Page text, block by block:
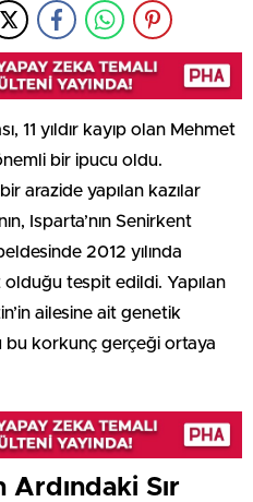
11 yıldır kayıp olan Mehmet
bir ipucu oldu.
arazide yapılan kazılar
Isparta’nın Senirkent
2012 yılında
olduğu tespit edildi. Yapılan
ailesine ait genetik
bu korkunç gerçeği ortaya
Ardındaki Sır